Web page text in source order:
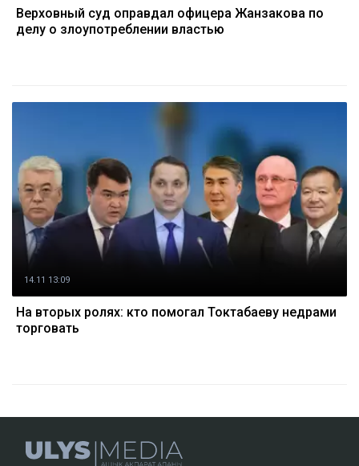
Верховный суд оправдал офицера Жанзакова по
делу о злоупотреблении властью
14.11 13:09
На вторых ролях: кто помогал Токтабаеву недрами
торговать